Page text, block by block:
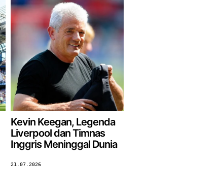
Kevin Keegan, Legenda
Liverpool dan Timnas
Inggris Meninggal Dunia
21.07.2026